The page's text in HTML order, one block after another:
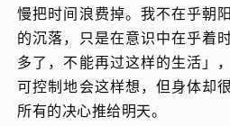
慢把时间浪费掉。我不在乎朝
的沉落，只是在意识中在乎着
多了，不能再过这样的生活」
可控制地会这样想，但身体却
所有的决心推给明天。